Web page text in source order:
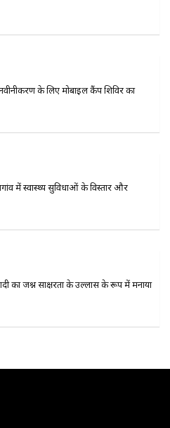
के लिए मोबाइल कैंप शिविर का
में स्वास्थ्य सुविधाओं के विस्तार और
का जश्न साक्षरता के उल्लास के रूप में मनाया